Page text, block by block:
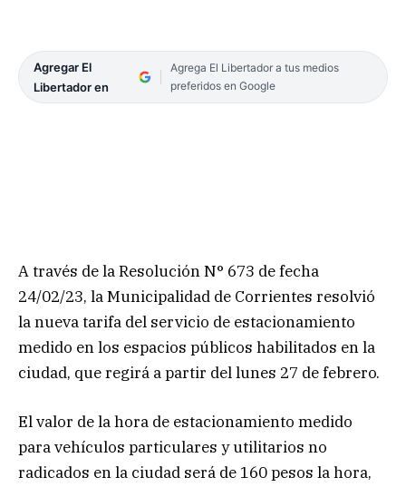
Agregar El
Libertador en
Agrega El Libertador a tus medios
preferidos en Google
A través de la Resolución N° 673 de fecha
24/02/23, la Municipalidad de Corrientes resolvió
la nueva tarifa del servicio de estacionamiento
medido en los espacios públicos habilitados en la
ciudad, que regirá a partir del lunes 27 de febrero.
El valor de la hora de estacionamiento medido
para vehículos particulares y utilitarios no
radicados en la ciudad será de 160 pesos la hora,